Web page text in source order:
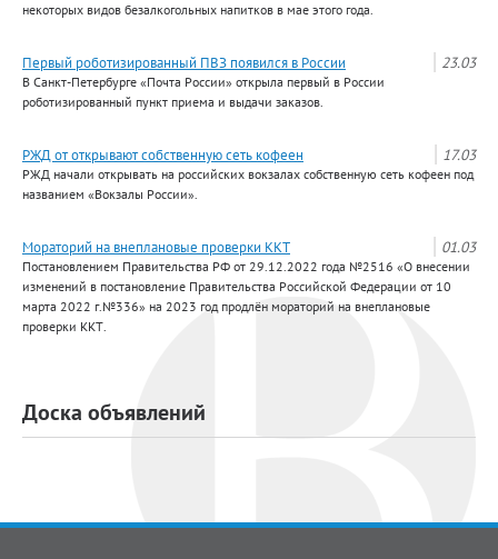
некоторых видов безалкогольных напитков в мае этого года.
23.03
Первый роботизированный ПВЗ появился в России
В Санкт-Петербурге «Почта России» открыла первый в России
роботизированный пункт приема и выдачи заказов.
17.03
РЖД от открывают собственную сеть кофеен
РЖД начали открывать на российских вокзалах собственную сеть кофеен под
названием «Вокзалы России».
01.03
Мораторий на внеплановые проверки ККТ
Постановлением Правительства РФ от 29.12.2022 года №2516 «О внесении
изменений в постановление Правительства Российской Федерации от 10
марта 2022 г.№336» на 2023 год продлён мораторий на внеплановые
проверки ККТ.
Доска объявлений